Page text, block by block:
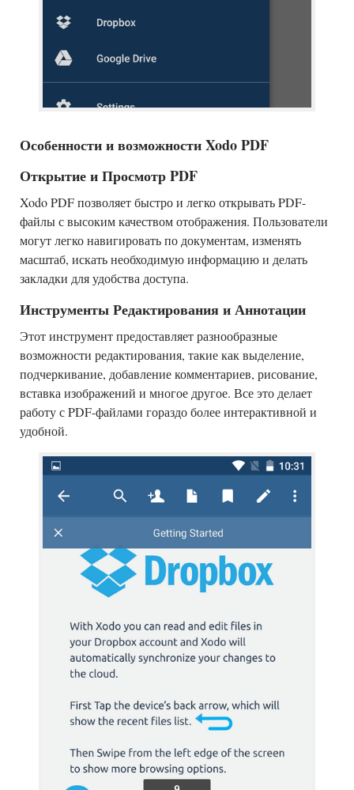
Особенности и возможности Xodo PDF
Открытие и Просмотр PDF
Xodo PDF позволяет быстро и легко открывать PDF-
файлы с высоким качеством отображения. Пользователи
могут легко навигировать по документам, изменять
масштаб, искать необходимую информацию и делать
закладки для удобства доступа.
Инструменты Редактирования и Аннотации
Этот инструмент предоставляет разнообразные
возможности редактирования, такие как выделение,
подчеркивание, добавление комментариев, рисование,
вставка изображений и многое другое. Все это делает
работу с PDF-файлами гораздо более интерактивной и
удобной.